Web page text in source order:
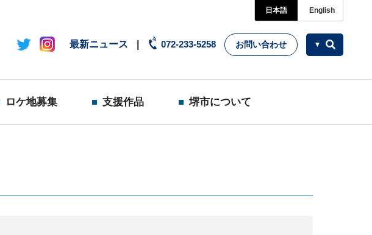
日本語 English
最新ニュース 072-233-5258 お問い合わせ
ロケ地募集 支援作品 堺市について